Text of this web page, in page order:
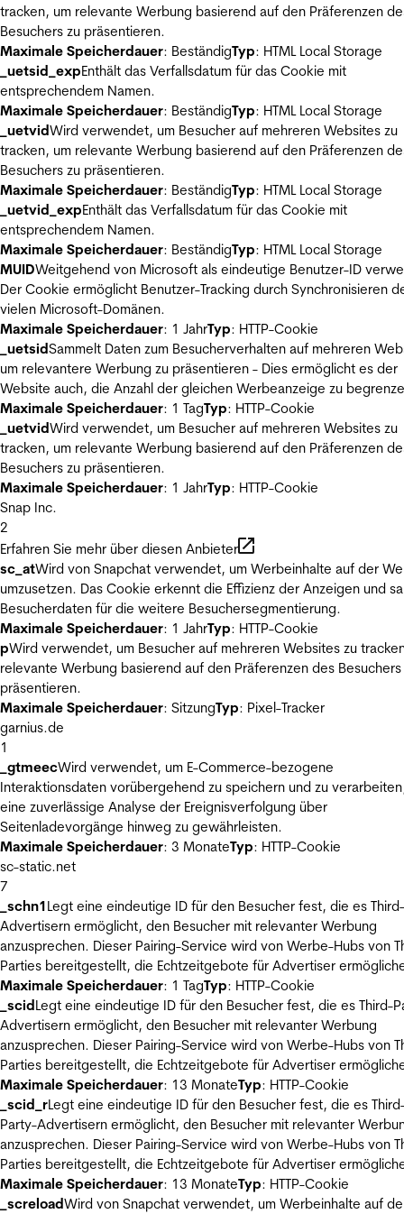
tracken, um relevante Werbung basierend auf den Präferenzen
Besuchers zu präsentieren.
Maximale Speicherdauer: BeständigTyp: HTML Local Storage
_uetsid_expEnthält das Verfallsdatum für das Cookie mit
entsprechendem Namen.
Maximale Speicherdauer: BeständigTyp: HTML Local Storage
_uetvidWird verwendet, um Besucher auf mehreren Websites zu
tracken, um relevante Werbung basierend auf den Präferenzen
Besuchers zu präsentieren.
Maximale Speicherdauer: BeständigTyp: HTML Local Storage
_uetvid_expEnthält das Verfallsdatum für das Cookie mit
entsprechendem Namen.
Maximale Speicherdauer: BeständigTyp: HTML Local Storage
MUIDWeitgehend von Microsoft als eindeutige Benutzer-ID
Der Cookie ermöglicht Benutzer-Tracking durch Synchronisieren
vielen Microsoft-Domänen.
Maximale Speicherdauer: 1 JahrTyp: HTTP-Cookie
_uetsidSammelt Daten zum Besucherverhalten auf mehreren
um relevantere Werbung zu präsentieren - Dies ermöglicht es der
Website auch, die Anzahl der gleichen Werbeanzeige zu
Maximale Speicherdauer: 1 TagTyp: HTTP-Cookie
_uetvidWird verwendet, um Besucher auf mehreren Websites zu
tracken, um relevante Werbung basierend auf den Präferenzen
Besuchers zu präsentieren.
Maximale Speicherdauer: 1 JahrTyp: HTTP-Cookie
Snap Inc.
2
Erfahren Sie mehr über diesen Anbieter
sc_atWird von Snapchat verwendet, um Werbeinhalte auf der
umzusetzen. Das Cookie erkennt die Effizienz der Anzeigen und
Besucherdaten für die weitere Besuchersegmentierung.
Maximale Speicherdauer: 1 JahrTyp: HTTP-Cookie
pWird verwendet, um Besucher auf mehreren Websites zu
relevante Werbung basierend auf den Präferenzen des Besuchers
präsentieren.
Maximale Speicherdauer: SitzungTyp: Pixel-Tracker
garnius.de
1
_gtmeecWird verwendet, um E-Commerce-bezogene
Interaktionsdaten vorübergehend zu speichern und zu
eine zuverlässige Analyse der Ereignisverfolgung über
Seitenladevorgänge hinweg zu gewährleisten.
Maximale Speicherdauer: 3 MonateTyp: HTTP-Cookie
sc-static.net
7
_schn1Legt eine eindeutige ID für den Besucher fest, die es
Advertisern ermöglicht, den Besucher mit relevanter Werbung
anzusprechen. Dieser Pairing-Service wird von Werbe-Hubs von
Parties bereitgestellt, die Echtzeitgebote für Advertiser
Maximale Speicherdauer: 1 TagTyp: HTTP-Cookie
_scidLegt eine eindeutige ID für den Besucher fest, die es Third-
Advertisern ermöglicht, den Besucher mit relevanter Werbung
anzusprechen. Dieser Pairing-Service wird von Werbe-Hubs von
Parties bereitgestellt, die Echtzeitgebote für Advertiser
Maximale Speicherdauer: 13 MonateTyp: HTTP-Cookie
_scid_rLegt eine eindeutige ID für den Besucher fest, die es
Party-Advertisern ermöglicht, den Besucher mit relevanter
anzusprechen. Dieser Pairing-Service wird von Werbe-Hubs von
Parties bereitgestellt, die Echtzeitgebote für Advertiser
Maximale Speicherdauer: 13 MonateTyp: HTTP-Cookie
_screloadWird von Snapchat verwendet, um Werbeinhalte auf